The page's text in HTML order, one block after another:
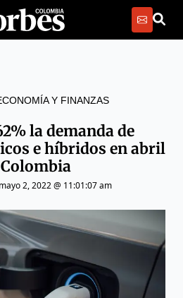
Y FINANZAS
la demanda de
e híbridos en abril
mayo 2, 2022 @ 11:01:07 am